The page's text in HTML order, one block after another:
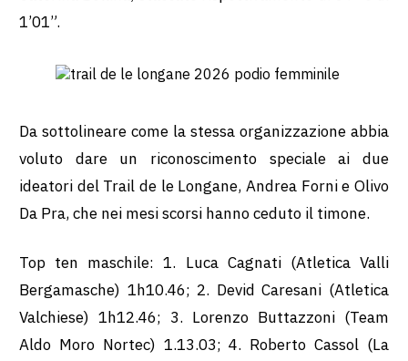
1’01”.
Da sottolineare come la stessa organizzazione abbia
voluto dare un riconoscimento speciale ai due
ideatori del Trail de le Longane, Andrea Forni e Olivo
Da Pra, che nei mesi scorsi hanno ceduto il timone.
Top ten maschile: 1. Luca Cagnati (Atletica Valli
Bergamasche) 1h10.46; 2. Devid Caresani (Atletica
Valchiese) 1h12.46; 3. Lorenzo Buttazzoni (Team
Aldo Moro Nortec) 1.13.03; 4. Roberto Cassol (La